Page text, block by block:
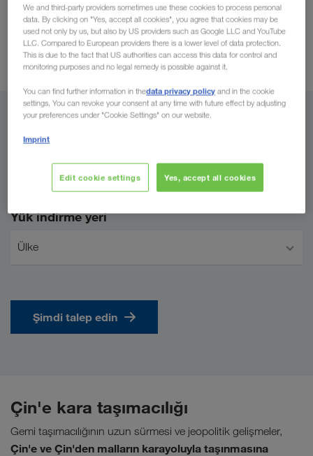
yükleme nakliye firması olarak, mallarınızı karayolu ile
Almanya gibi Avrupa ülkelerinden Çin'e ve Çin'den geri
taşıyoruz.
Yükleme yeri
Yük indirme yeri
Ülke
Şimdi talep edin
Çin'e kara taşımacılığı
Gemi taşımacılığının uzun sürmesi ve jeopolitik gelişmeler,
Çin'e ve Çin'den malların karayoluyla taşınmasına
We and third-party providers sometimes use these cookies to process personal
data. By clicking on "Yes, accept all cookies", you agree that cookies may be
used not only by us, but also by US providers such as Google LLC and YouTube
LLC. Compared to European providers there is a lower level of data protection.
This is due to the fact that US authorities can access this data for control and
monitoring purposes and no legal remedy is possible against it.
You can find further information in thedata privacy policy and in the cookie
settings. You can revoke your consent at any time with future effect by adjusting
your preferences under "Cookie Settings" on our website.
Imprint
Edit cookie settings Yes, accept all cookies